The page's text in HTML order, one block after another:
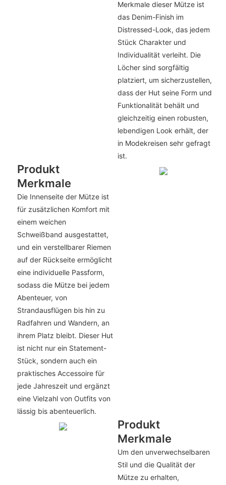
Merkmale dieser Mütze ist
das Denim-Finish im
Distressed-Look, das jedem
Stück Charakter und
Individualität verleiht. Die
Löcher sind sorgfältig
platziert, um sicherzustellen,
dass der Hut seine Form und
Funktionalität behält und
gleichzeitig einen robusten,
lebendigen Look erhält, der
in Modekreisen sehr gefragt
ist.
Produkt
Merkmale
Die Innenseite der Mütze ist
für zusätzlichen Komfort mit
einem weichen
Schweißband ausgestattet,
und ein verstellbarer Riemen
auf der Rückseite ermöglicht
eine individuelle Passform,
sodass die Mütze bei jedem
Abenteuer, von
Strandausflügen bis hin zu
Radfahren und Wandern, an
ihrem Platz bleibt. Dieser Hut
ist nicht nur ein Statement-
Stück, sondern auch ein
praktisches Accessoire für
jede Jahreszeit und ergänzt
eine Vielzahl von Outfits von
lässig bis abenteuerlich.
Produkt
Merkmale
Um den unverwechselbaren
Stil und die Qualität der
Mütze zu erhalten,